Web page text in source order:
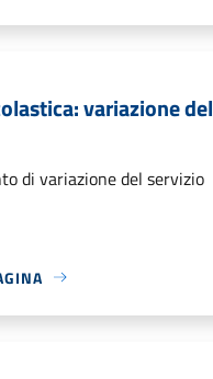
variazione del
di variazione del servizio